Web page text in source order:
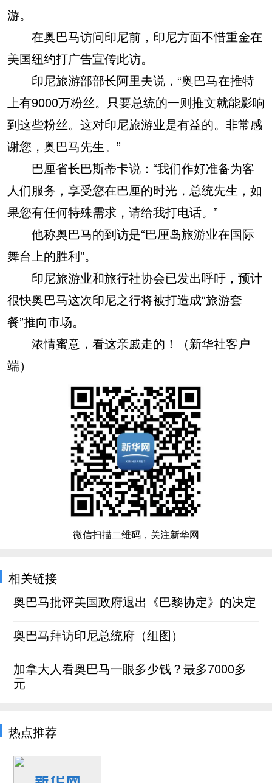
游。
在奥巴马访问印尼前，印尼方面不惜重金在
美国纽约打广告宣传此访。
印尼旅游部部长阿里夫说，“奥巴马在推特
上有9000万粉丝。只要总统的一则推文就能影响
到这些粉丝。这对印尼旅游业是有益的。非常感
谢您，奥巴马先生。”
巴厘省长巴斯蒂卡说：“我们作好准备为客
人们服务，享受您在巴厘的时光，总统先生，如
果您有任何特殊需求，请给我打电话。”
他称奥巴马的到访是“巴厘岛旅游业在国际
舞台上的胜利”。
印尼旅游业和旅行社协会已发出呼吁，预计
很快奥巴马这次印尼之行将被打造成“旅游套
餐”推向市场。
浓情蜜意，看这亲戚走的！（新华社客户
端）
微信扫描二维码，关注新华网
相关链接
奥巴马批评美国政府退出《巴黎协定》的决定
奥巴马拜访印尼总统府（组图）
加拿大人看奥巴马一眼多少钱？最多7000多
元
热点推荐